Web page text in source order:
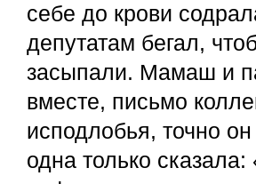
себе до крови
депутатам бегал,
засыпали. Мамаш и
вместе, письмо
исподлобья, точно
одна только